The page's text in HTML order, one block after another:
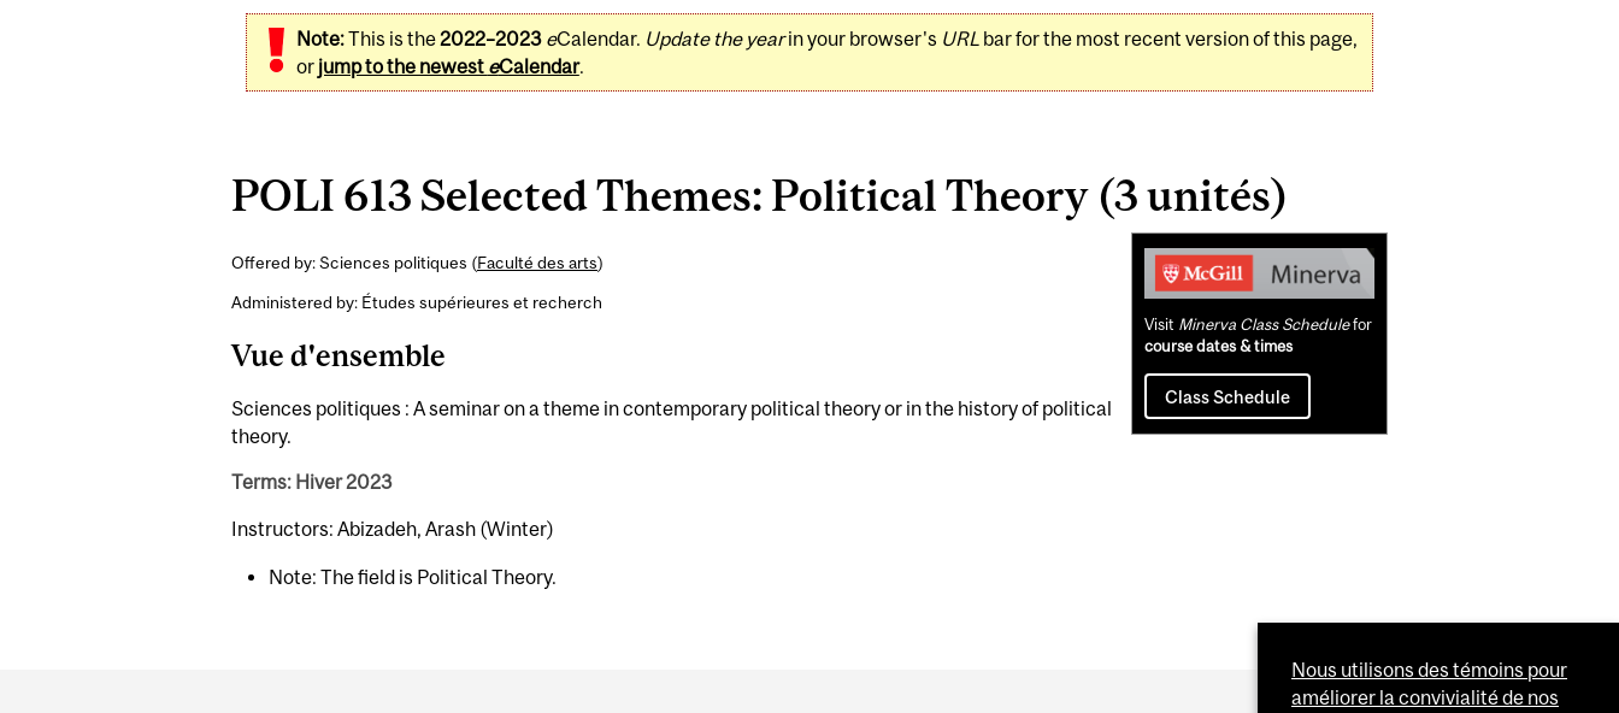
Note:This is the2022–2023 eCalendar. Update the yearin your browser's URLbar for the most recent version of this page,
or jump to the newest eCalendar.
POLI 613 Selected Themes: Political Theory (3 unités)
Offered by: Sciences politiques (Faculté des arts)
Administered by: Études supérieures et recherch
Vue d'ensemble
Sciences politiques : A seminar on a theme in contemporary political theory or in the history of political
theory.
Terms: Hiver 2023
Instructors: Abizadeh, Arash (Winter)
Note: The field is Political Theory.
Related
Content
Visit Minerva Class Schedulefor
course dates & times
Class Schedule
Nous utilisons des témoins pour
améliorer la convivialité de nos